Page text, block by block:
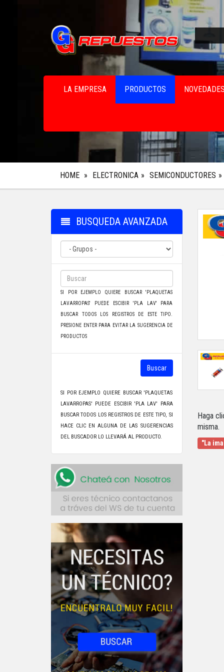
LA EMPRESA PRODUCTOS
HOME ELECTRONICA SEMICONDUCTORES
BUSQUEDA AVANZADA
SI POR EJEMPLO QUIERE BUSCAR 'PLAQUETAS
LAVARROPAS' PUEDE ESCIBIR 'PLA LAV' PARA
BUSCAR TODOS LOS REGISTROS DE ESTE TIPO.
PRESIONE ENTER PARA EVITAR LA SUGERENCIA DE
PRODUCTOS
Buscar
SI POR EJEMPLO QUIERE BUSCAR 'PLAQUETAS
LAVARROPAS' PUEDE ESCIBIR 'PLA LAV' PARA
BUSCAR TODOS LOS REGISTROS DE ESTE TIPO, SI
HACE CLIC EN ALGUNA DE LAS SUGERENCIAS
DEL BUSCADOR LO LLEVARÁ AL PRODUCTO.
Haga
misma.
"La